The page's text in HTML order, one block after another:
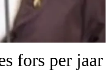
fors per jaar